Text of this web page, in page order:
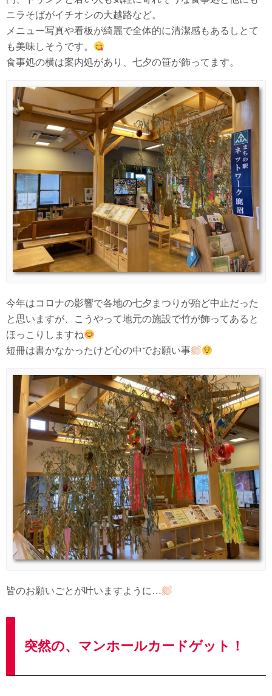
ニラそばがイチオシの大越路など。
メニュー写真や看板が綺麗で全体的に清潔感もあるしとて
も美味しそうです。
食事処の横は案内処があり、七夕の笹が飾ってます。
今年はコロナの影響で各地の七夕まつりが殆ど中止だった
と思いますが、こうやって地元の施設で竹が飾ってあると
ほっこりしますね
短冊は書かなかったけど心の中でお願い事
皆のお願いごとが叶いますように…
突然の、マンホールカードゲット！